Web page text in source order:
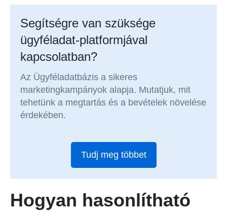
Segítségre van szüksége
ügyféladat-platformjával
kapcsolatban?
Az Ügyféladatbázis a sikeres
marketingkampányok alapja. Mutatjuk, mit
tehetünk a megtartás és a bevételek növelése
érdekében.
Tudj meg többet
Hogyan hasonlítható